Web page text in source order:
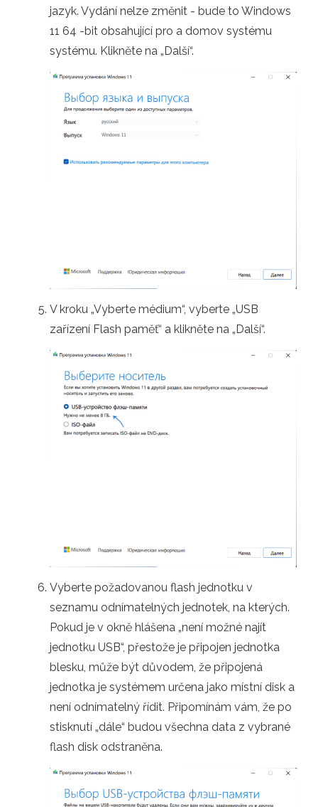
jazyk. Vydání nelze změnit - bude to Windows
11 64 -bit obsahující pro a domov systému
systému. Klikněte na „Další“.
V kroku „Vyberte médium“, vyberte „USB
zařízení Flash paměť“ a klikněte na „Další“.
Vyberte požadovanou flash jednotku v
seznamu odnímatelných jednotek, na kterých.
Pokud je v okně hlášena „není možné najít
jednotku USB“, přestože je připojen jednotka
blesku, může být důvodem, že připojená
jednotka je systémem určena jako místní disk a
není odnímatelný řídit. Připomínám vám, že po
stisknutí „dále“ budou všechna data z vybrané
flash disk odstraněna.